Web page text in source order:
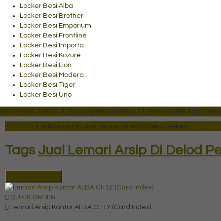
Locker Besi Alba
Locker Besi Brother
Locker Besi Emporium
Locker Besi Frontline
Locker Besi Importa
Locker Besi Kozure
Locker Besi Lion
Locker Besi Modera
Locker Besi Tiger
Locker Besi Uno
INFORMASI TOKO : Jl. Gunung Himalaya No 11, Pemecutan Kaja
» Article tag in 'Jual Lemari Arsip Di Delod Peken'
Tags Jual Lemari Arsip Di Delod
QUICK ORDER
Lemari Arsip Kantor ALBA CI-12 (Card Index)